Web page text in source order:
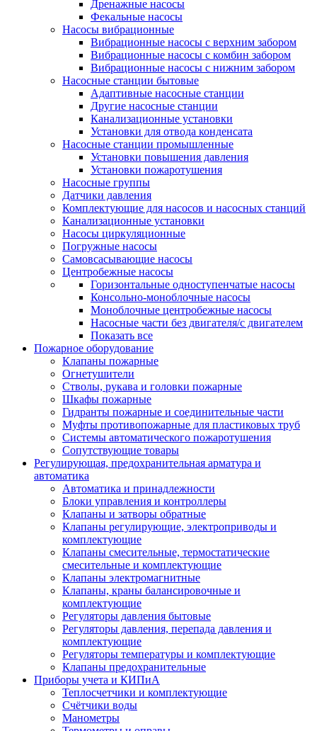
Дренажные насосы
Фекальные насосы
Насосы вибрационные
Вибрационные насосы с верхним забором
Вибрационные насосы с комбин забором
Вибрационные насосы с нижним забором
Насосные станции бытовые
Адаптивные насосные станции
Другие насосные станции
Канализационные установки
Установки для отвода конденсата
Насосные станции промышленные
Установки повышения давления
Установки пожаротушения
Насосные группы
Датчики давления
Комплектующие для насосов и насосных станций
Канализационные установки
Насосы циркуляционные
Погружные насосы
Самовсасывающие насосы
Центробежные насосы
Горизонтальные одноступенчатые насосы
Консольно-моноблочные насосы
Моноблочные центробежные насосы
Насосные части без двигателя/с двигателем
Показать все
Пожарное оборудование
Клапаны пожарные
Огнетушители
Стволы, рукава и головки пожарные
Шкафы пожарные
Гидранты пожарные и соединительные части
Муфты противопожарные для пластиковых труб
Системы автоматического пожаротушения
Сопутствующие товары
Регулирующая, предохранительная арматура и
автоматика
Автоматика и принадлежности
Блоки управления и контроллеры
Клапаны и затворы обратные
Клапаны регулирующие, электроприводы и
комплектующие
Клапаны смесительные, термостатические
смесительные и комплектующие
Клапаны электромагнитные
Клапаны, краны балансировочные и
комплектующие
Регуляторы давления бытовые
Регуляторы давления, перепада давления и
комплектующие
Регуляторы температуры и комплектующие
Клапаны предохранительные
Приборы учета и КИПиА
Теплосчетчики и комплектующие
Счётчики воды
Манометры